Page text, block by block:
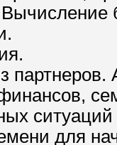
партнеров.
для